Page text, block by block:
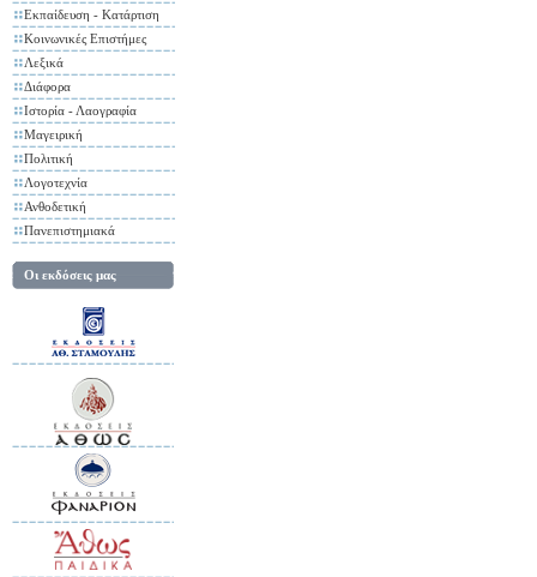
Εκπαίδευση - Κατάρτιση
Κοινωνικές Επιστήμες
Λεξικά
Διάφορα
Ιστορία - Λαογραφία
Μαγειρική
Πολιτική
Λογοτεχνία
Ανθοδετική
Πανεπιστημιακά
Οι εκδόσεις μας